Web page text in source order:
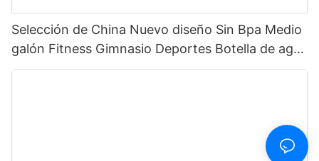
Selección de China Nuevo diseño Sin Bpa Medio
galón Fitness Gimnasio Deportes Botella de agua
motivacional de plástico transparente con